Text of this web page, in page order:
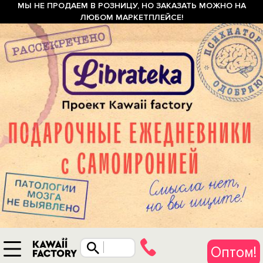
МЫ НЕ ПРОДАЕМ В РОЗНИЦУ, НО ЗАКАЗАТЬ МОЖНО НА
ЛЮБОМ МАРКЕТПЛЕЙСЕ!
Оптом!